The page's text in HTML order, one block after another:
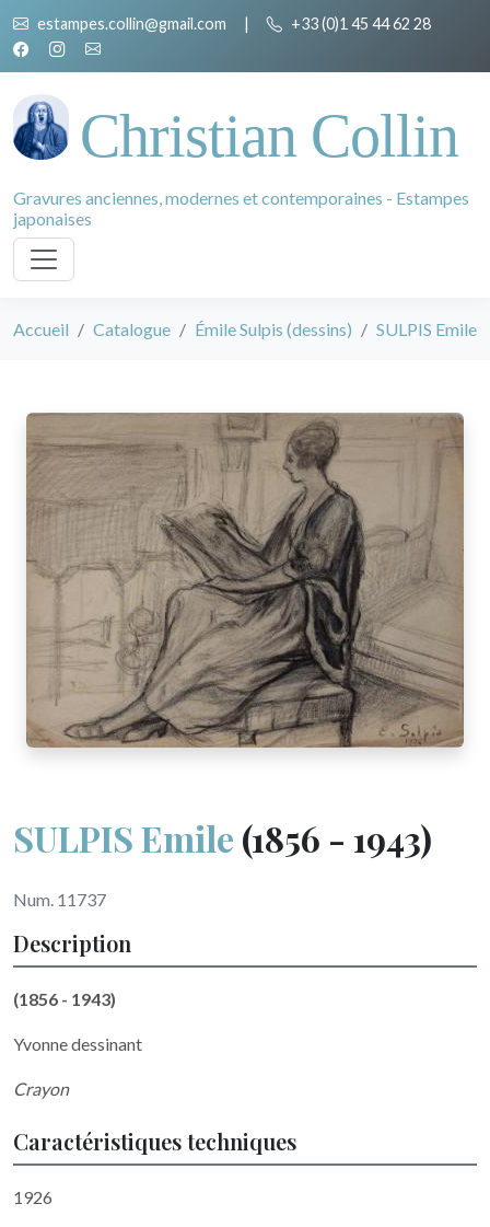
estampes.collin@gmail.com | +33 (0)1 45 44 62 28
Christian Collin
Gravures anciennes, modernes et contemporaines - Estampes
japonaises
Accueil Catalogue Émile Sulpis (dessins) SULPIS Emile
SULPIS Emile (1856 - 1943)
Num. 11737
Description
(1856 - 1943)
Yvonne dessinant
Crayon
Caractéristiques techniques
1926